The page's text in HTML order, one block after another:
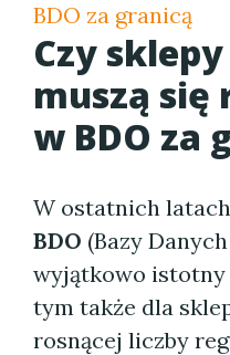
BDO za granicą
Czy sklepy
muszą się
w BDO za
W ostatnich
BDO (Bazy
wyjątkowo istotny
tym także dla
rosnącej liczby